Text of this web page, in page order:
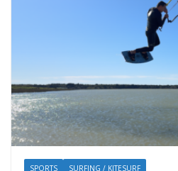
SPORTS SURFING / KITESURF